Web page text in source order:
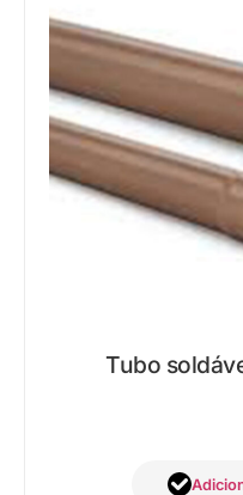
Tubo